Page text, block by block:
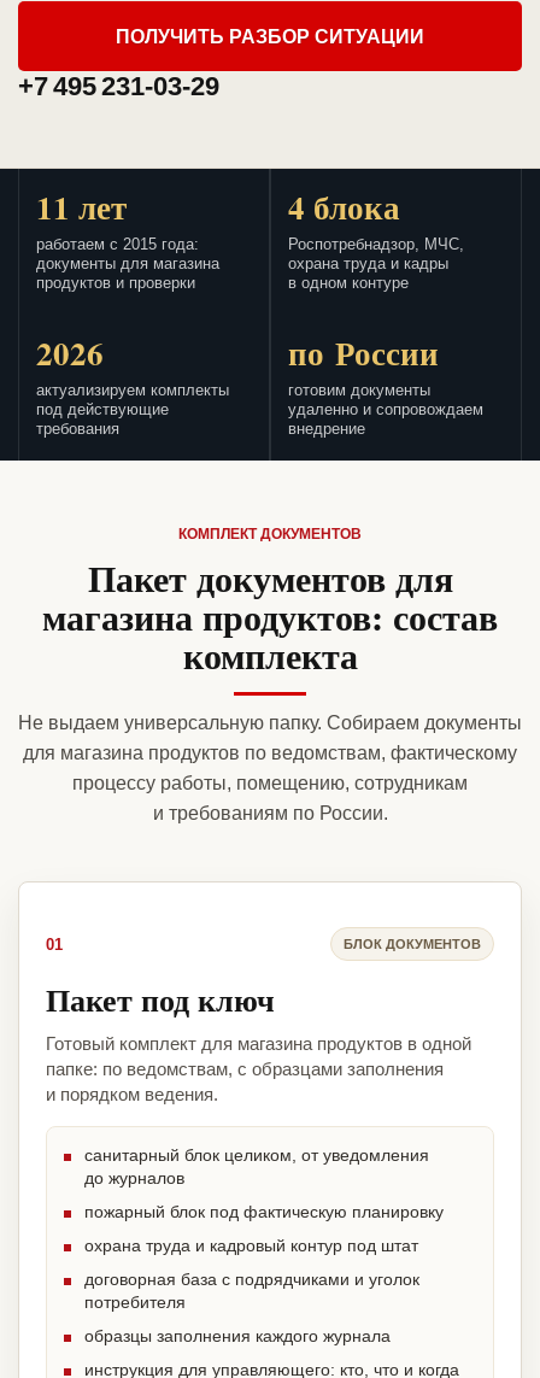
ПОЛУЧИТЬ РАЗБОР СИТУАЦИИ
+7 495 231-03-29
11 лет
работаем с 2015 года:
документы для магазина
продуктов и проверки
4 блока
Роспотребнадзор, МЧС,
охрана труда и кадры
в одном контуре
2026
актуализируем комплекты
под действующие
требования
по России
готовим документы
удаленно и сопровождаем
внедрение
КОМПЛЕКТ ДОКУМЕНТОВ
Пакет документов для
магазина продуктов: состав
комплекта
Не выдаем универсальную папку. Собираем документы
для магазина продуктов по ведомствам, фактическому
процессу работы, помещению, сотрудникам
и требованиям по России.
01 БЛОК ДОКУМЕНТОВ
Пакет под ключ
Готовый комплект для магазина продуктов в одной
папке: по ведомствам, с образцами заполнения
и порядком ведения.
санитарный блок целиком, от уведомления
до журналов
пожарный блок под фактическую планировку
охрана труда и кадровый контур под штат
договорная база с подрядчиками и уголок
потребителя
образцы заполнения каждого журнала
инструкция для управляющего: кто, что и когда